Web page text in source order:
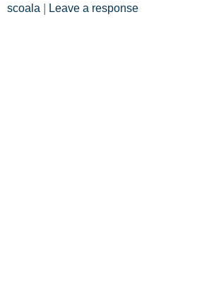
scoala | Leave a response